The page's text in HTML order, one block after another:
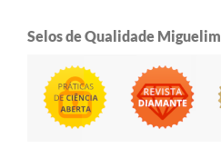
Selos de Qualidade Miguelim